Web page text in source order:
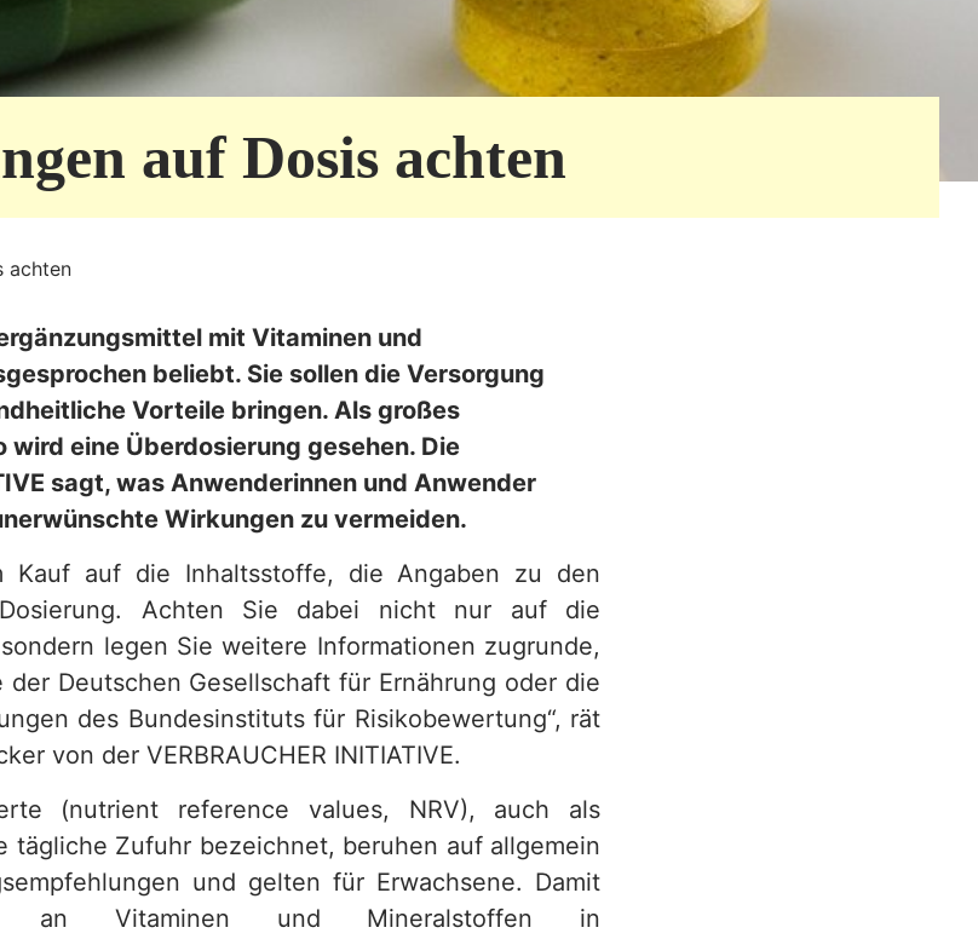
auf Dosis achten
achten
mit Vitaminen und
beliebt. Sie sollen die Versorgung
Vorteile bringen. Als großes
eine Überdosierung gesehen. Die
sagt, was Anwenderinnen und Anwender
Wirkungen zu vermeiden.
Kauf auf die Inhaltsstoffe, die Angaben zu den
Achten Sie dabei nicht nur auf die
legen Sie weitere Informationen zugrunde,
Deutschen Gesellschaft für Ernährung oder die
des Bundesinstituts für Risikobewertung“, rät
von der VERBRAUCHER INITIATIVE.
(nutrient reference values, NRV), auch als
tägliche Zufuhr bezeichnet, beruhen auf allgemein
und gelten für Erwachsene. Damit
an Vitaminen und Mineralstoffen in